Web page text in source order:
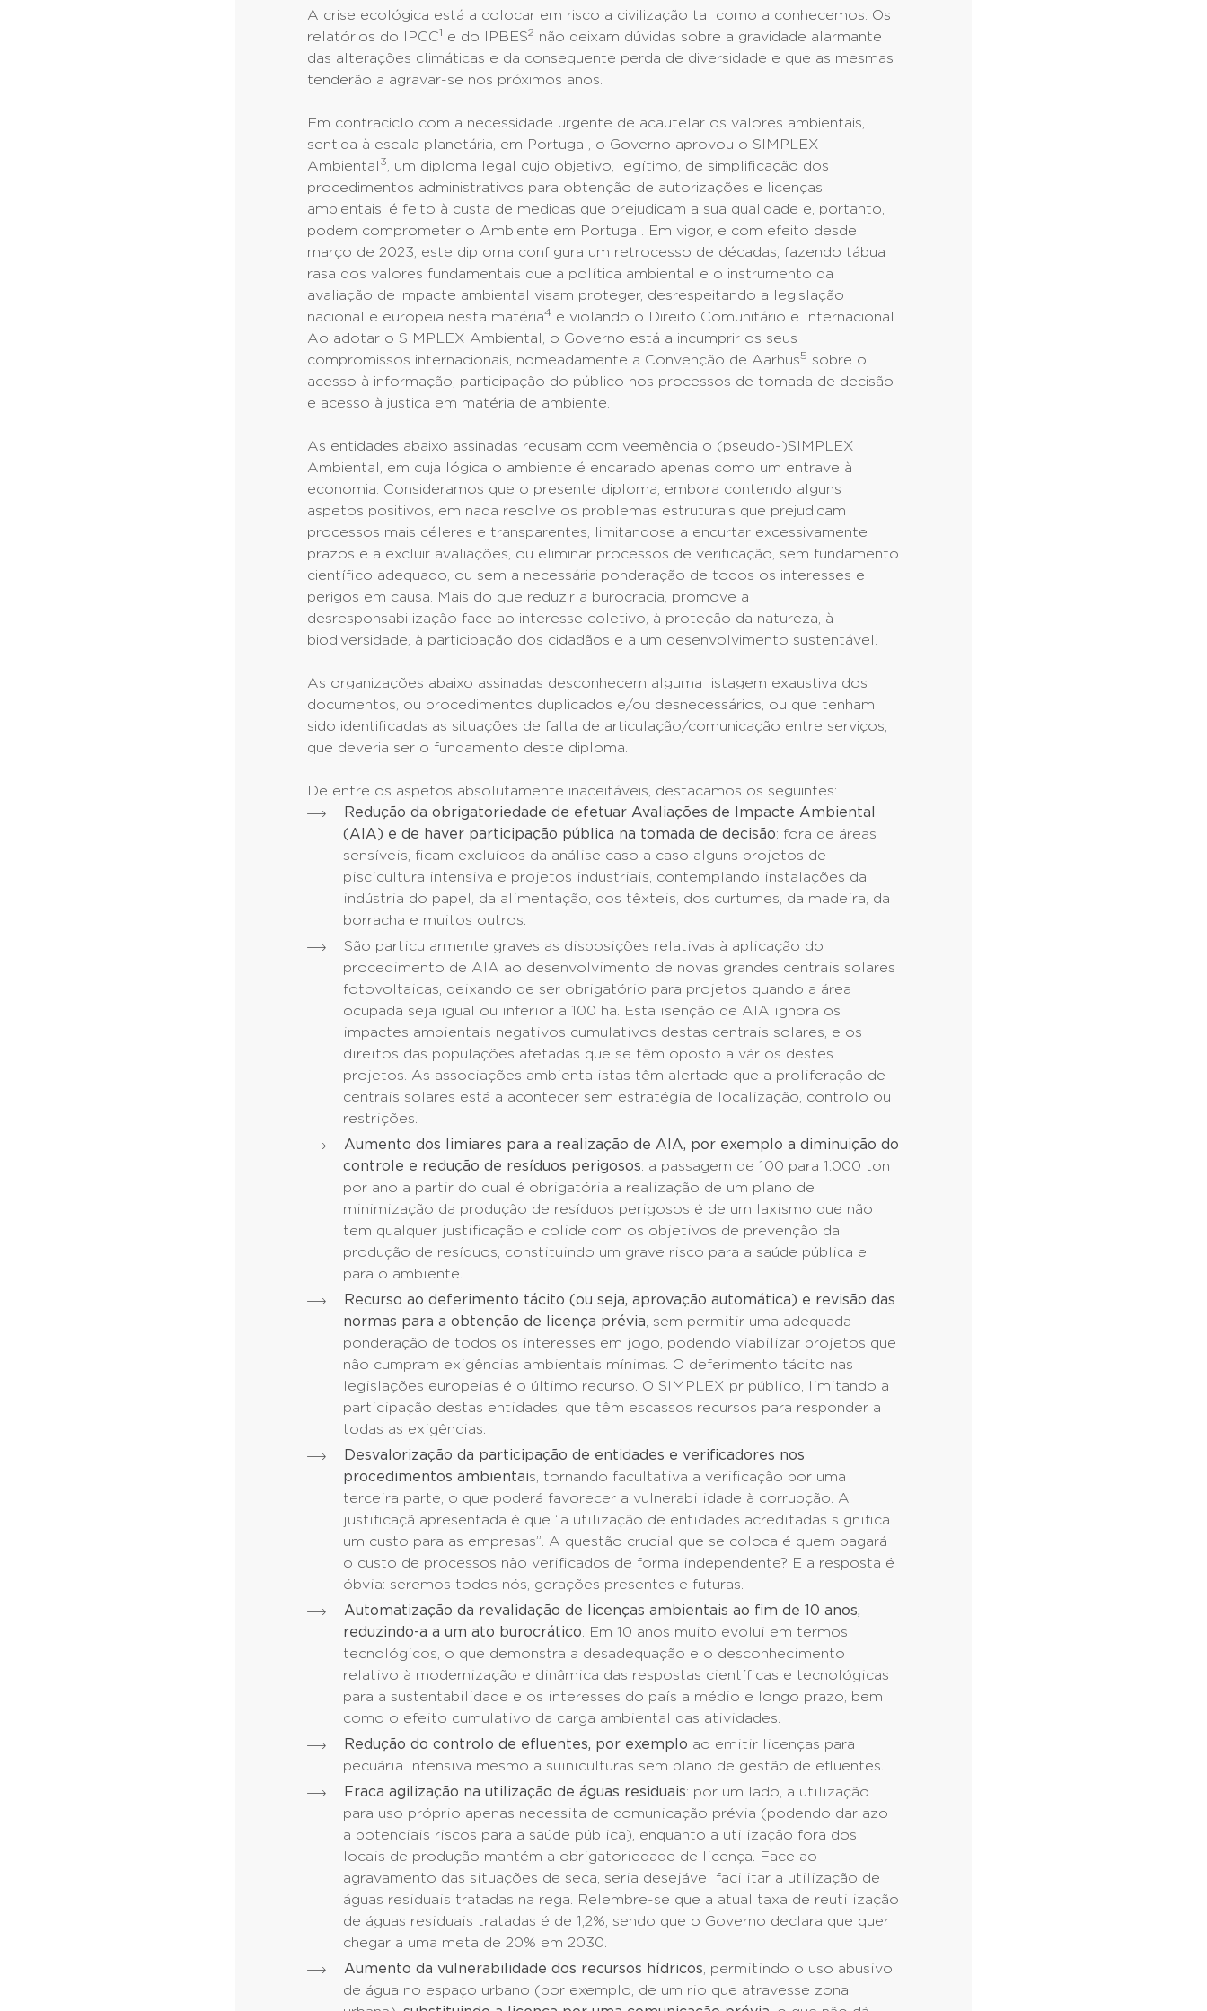
A crise ecológica está a colocar em risco a civilização tal como a conhecemos. Os
relatórios do IPCC1 e do IPBES2 não deixam dúvidas sobre a gravidade alarmante
das alterações climáticas e da consequente perda de diversidade e que as mesmas
tenderão a agravar-se nos próximos anos.
Em contraciclo com a necessidade urgente de acautelar os valores ambientais,
sentida à escala planetária, em Portugal, o Governo aprovou o SIMPLEX
Ambiental 3
, um diploma legal cujo objetivo, legítimo, de simplificação dos
procedimentos administrativos para obtenção de autorizações e licenças
ambientais, é feito à custa de medidas que prejudicam a sua qualidade e, portanto,
podem comprometer o Ambiente em Portugal. Em vigor, e com efeito desde
março de 2023, este diploma configura um retrocesso de décadas, fazendo tábua
rasa dos valores fundamentais que a política ambiental e o instrumento da
avaliação de impacte ambiental visam proteger, desrespeitando a legislação
nacional e europeia nesta matéria4 e violando o Direito Comunitário e Internacional.
Ao adotar o SIMPLEX Ambiental, o Governo está a incumprir os seus
compromissos internacionais, nomeadamente a Convenção de Aarhus5 sobre o
acesso à informação, participação do público nos processos de tomada de decisão
e acesso à justiça em matéria de ambiente.
As entidades abaixo assinadas recusam com veemência o (pseudo-)SIMPLEX
Ambiental, em cuja lógica o ambiente é encarado apenas como um entrave à
economia. Consideramos que o presente diploma, embora contendo alguns
aspetos positivos, em nada resolve os problemas estruturais que prejudicam
processos mais céleres e transparentes, limitandose a encurtar excessivamente
prazos e a excluir avaliações, ou eliminar processos de verificação, sem fundamento
científico adequado, ou sem a necessária ponderação de todos os interesses e
perigos em causa. Mais do que reduzir a burocracia, promove a
desresponsabilização face ao interesse coletivo, à proteção da natureza, à
biodiversidade, à participação dos cidadãos e a um desenvolvimento sustentável.
As organizações abaixo assinadas desconhecem alguma listagem exaustiva dos
documentos, ou procedimentos duplicados e/ou desnecessários, ou que tenham
sido identificadas as situações de falta de articulação/comunicação entre serviços,
que deveria ser o fundamento deste diploma.
De entre os aspetos absolutamente inaceitáveis, destacamos os seguintes:
Redução da obrigatoriedade de efetuar Avaliações de Impacte Ambiental
(AIA) e de haver participação pública na tomada de decisão: fora de áreas
sensíveis, ficam excluídos da análise caso a caso alguns projetos de
piscicultura intensiva e projetos industriais, contemplando instalações da
indústria do papel, da alimentação, dos têxteis, dos curtumes, da madeira, da
borracha e muitos outros.
São particularmente graves as disposições relativas à aplicação do
procedimento de AIA ao desenvolvimento de novas grandes centrais solares
fotovoltaicas, deixando de ser obrigatório para projetos quando a área
ocupada seja igual ou inferior a 100 ha. Esta isenção de AIA ignora os
impactes ambientais negativos cumulativos destas centrais solares, e os
direitos das populações afetadas que se têm oposto a vários destes
projetos. As associações ambientalistas têm alertado que a proliferação de
centrais solares está a acontecer sem estratégia de localização, controlo ou
restrições.
Aumento dos limiares para a realização de AIA, por exemplo a diminuição do
controle e redução de resíduos perigosos: a passagem de 100 para 1.000 ton
por ano a partir do qual é obrigatória a realização de um plano de
minimização da produção de resíduos perigosos é de um laxismo que não
tem qualquer justificação e colide com os objetivos de prevenção da
produção de resíduos, constituindo um grave risco para a saúde pública e
para o ambiente.
Recurso ao deferimento tácito (ou seja, aprovação automática) e revisão das
normas para a obtenção de licença prévia , sem permitir uma adequada
ponderação de todos os interesses em jogo, podendo viabilizar projetos que
não cumpram exigências ambientais mínimas. O deferimento tácito nas
legislações europeias é o último recurso. O SIMPLEX pr público, limitando a
participação destas entidades, que têm escassos recursos para responder a
todas as exigências.
Desvalorização da participação de entidades e verificadores nos
procedimentos ambientais, tornando facultativa a verificação por uma
terceira parte, o que poderá favorecer a vulnerabilidade à corrupção. A
justificaçã apresentada é que “a utilização de entidades acreditadas significa
um custo para as empresas”. A questão crucial que se coloca é quem pagará
o custo de processos não verificados de forma independente? E a resposta é
óbvia: seremos todos nós, gerações presentes e futuras.
Automatização da revalidação de licenças ambientais ao fim de 10 anos,
reduzindo-a a um ato burocrático . Em 10 anos muito evolui em termos
tecnológicos, o que demonstra a desadequação e o desconhecimento
relativo à modernização e dinâmica das respostas científicas e tecnológicas
para a sustentabilidade e os interesses do país a médio e longo prazo, bem
como o efeito cumulativo da carga ambiental das atividades.
Redução do controlo de efluentes, por exemplo ao emitir licenças para
pecuária intensiva mesmo a suiniculturas sem plano de gestão de efluentes.
Fraca agilização na utilização de águas residuais: por um lado, a utilização
para uso próprio apenas necessita de comunicação prévia (podendo dar azo
a potenciais riscos para a saúde pública), enquanto a utilização fora dos
locais de produção mantém a obrigatoriedade de licença. Face ao
agravamento das situações de seca, seria desejável facilitar a utilização de
águas residuais tratadas na rega. Relembre-se que a atual taxa de reutilização
de águas residuais tratadas é de 1,2%, sendo que o Governo declara que quer
chegar a uma meta de 20% em 2030.
Aumento da vulnerabilidade dos recursos hídricos , permitindo o uso abusivo
de água no espaço urbano (por exemplo, de um rio que atravesse zona